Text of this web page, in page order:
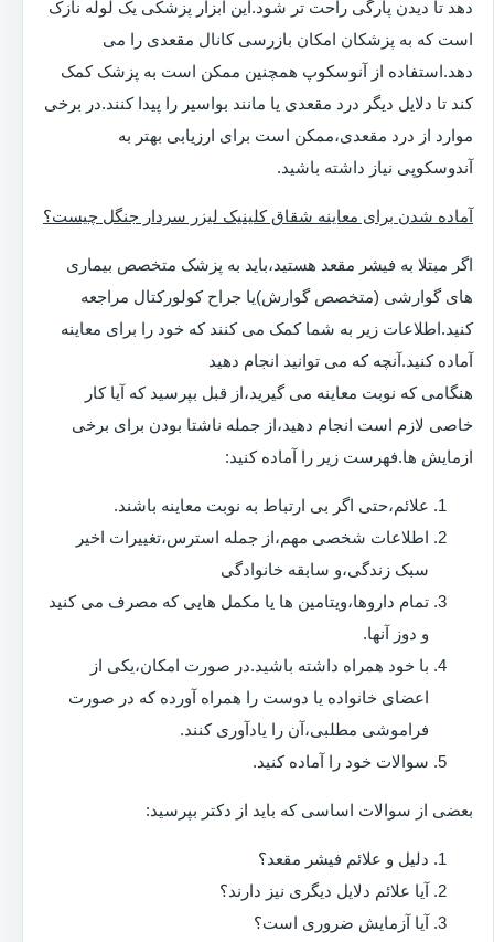
دهد تا دیدن پارگی راحت تر شود.این ابزار پزشکی یک لوله نازک
است که به پزشکان امکان بازرسی کانال مقعدی را می
دهد.استفاده از آنوسکوپ همچنین ممکن است به پزشک کمک
کند تا دلایل دیگر درد مقعدی یا مانند بواسیر را پیدا کنند.در برخی
موارد از درد مقعدی،ممکن است برای ارزیابی بهتر به
آندوسکوپی نیاز داشته باشید.
آماده شدن برای معاینه شقاق کلینیک لیزر سردار جنگل چیست؟
اگر مبتلا به فیشر مقعد هستید،باید به پزشک متخصص بیماری
های گوارشی (متخصص گوارش)یا جراح کولورکتال مراجعه
کنید.اطلاعات زیر به شما کمک می کنند که خود را برای معاینه
آماده کنید.آنچه که می توانید انجام دهید
هنگامی که نوبت معاینه می گیرید،از قبل بپرسید که آیا کار
خاصی لازم است انجام دهید،از جمله ناشتا بودن برای برخی
ازمایش ها.فهرست زیر را آماده کنید:
علائم،حتی اگر بی ارتباط به نوبت معاینه باشند.
اطلاعات شخصی مهم،از جمله استرس،تغییرات اخیر
سبک زندگی،و سابقه خانوادگی
تمام داروها،ویتامین ها یا مکمل هایی که مصرف می کنید
و دوز آنها.
با خود همراه داشته باشید.در صورت امکان،یکی از
اعضای خانواده یا دوست را همراه آورده که در صورت
فراموشی مطلبی،آن را یادآوری کنند.
سوالات خود را آماده کنید.
بعضی از سوالات اساسی که باید از دکتر بپرسید:
دلیل و علائم فیشر مقعد؟
آیا علائم دلایل دیگری نیز دارند؟
آیا آزمایش ضروری است؟